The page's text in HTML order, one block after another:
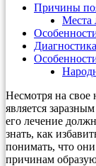
Причины
Места
Диагностика
Несмотря на свое
является
его лечение
знать, как
понимать, что
причинам